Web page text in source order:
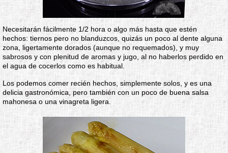
Necesitarán fácilmente 1/2 hora o algo más hasta que estén
hechos: tiernos pero no blanduzcos, quizás un poco al dente alguna
zona, ligertamente dorados (aunque no requemados), y muy
sabrosos y con plenitud de aromas y jugo, al no haberlos perdido en
el agua de cocerlos como es habitual.
Los podemos comer recién hechos, simplemente solos, y es una
delicia gastronómica, pero también con un poco de buena salsa
mahonesa o una vinagreta ligera.